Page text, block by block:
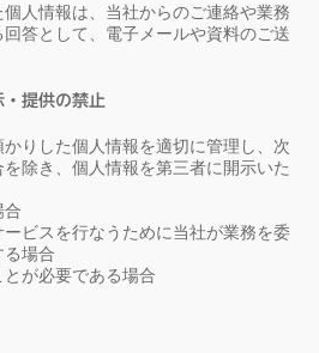
人情報は、当社からのご連絡や業務
答として、電子メールや資料のご送
提供の禁止
りした個人情報を適切に管理し、次
除き、個人情報を第三者に開示いた
合
ービスを行なうために当社が業務を委
る場合
とが必要である場合